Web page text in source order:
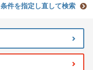
条件を指定し直して検索